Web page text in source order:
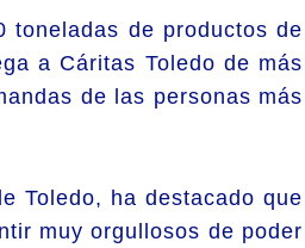
toneladas de productos de
a Cáritas Toledo de más
de las personas más
Toledo, ha destacado que
muy orgullosos de poder